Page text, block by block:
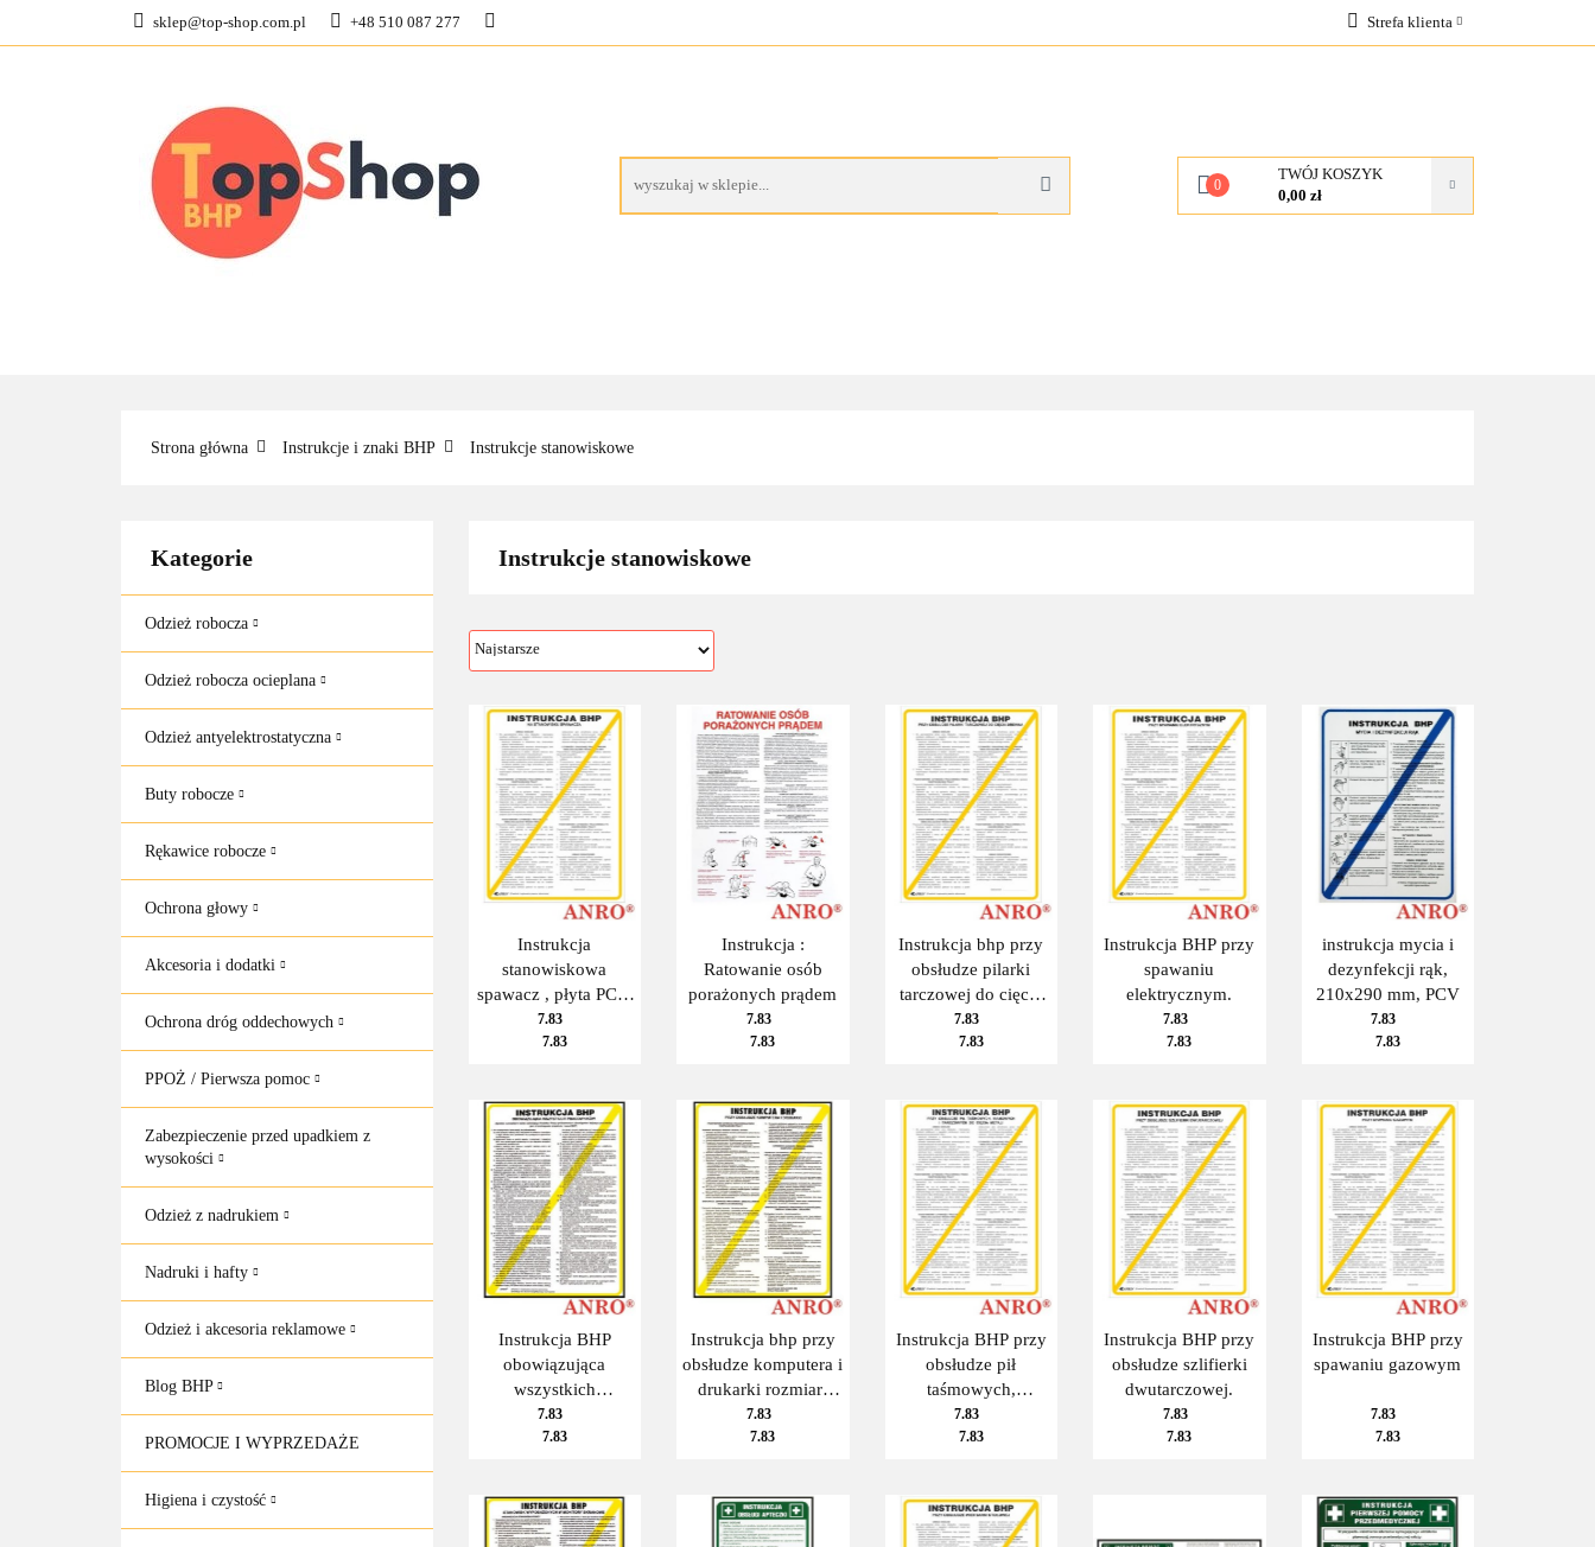
sklep@top-shop.com.pl +48 510 087 277 Strefa klienta
0
TWÓJ KOSZYK
0,00 zł
ODZIEŻ ROBOCZA
Strona główna Instrukcje i znaki BHP Instrukcje stanowiskowe
Kategorie
Odzież robocza
Odzież robocza ocieplana
Odzież antyelektrostatyczna
Buty robocze
Rękawice robocze
Ochrona głowy
Akcesoria i dodatki
Ochrona dróg oddechowych
PPOŻ / Pierwsza pomoc
Zabezpieczenie przed upadkiem z
wysokości
Odzież z nadrukiem
Nadruki i hafty
Odzież i akcesoria reklamowe
Blog BHP
PROMOCJE I WYPRZEDAŻE
Higiena i czystość
Instrukcje stanowiskowe
Instrukcja
stanowiskowa
spawacz , płyta PCV,
250x350 mm
7.83
7.83
Instrukcja :
Ratowanie osób
porażonych prądem
7.83
7.83
Instrukcja bhp przy
obsłudze pilarki
tarczowej do cięcia
drewna
7.83
7.83
Instrukcja BHP przy
spawaniu
elektrycznym.
7.83
7.83
instrukcja mycia i
dezynfekcji rąk,
210x290 mm, PCV
7.83
7.83
Instrukcja BHP
obowiązująca
wszystkich
pracowników,
platikowa, do
7.83
7.83
Instrukcja bhp przy
obsłudze komputera i
drukarki rozmiar:
250x350, płyta PCV
7.83
7.83
Instrukcja BHP przy
obsłudze pił
taśmowych,
ramowych i
tarczowych do cięcia
7.83
7.83
Instrukcja BHP przy
obsłudze szlifierki
dwutarczowej.
7.83
7.83
Instrukcja BHP przy
spawaniu gazowym
7.83
7.83